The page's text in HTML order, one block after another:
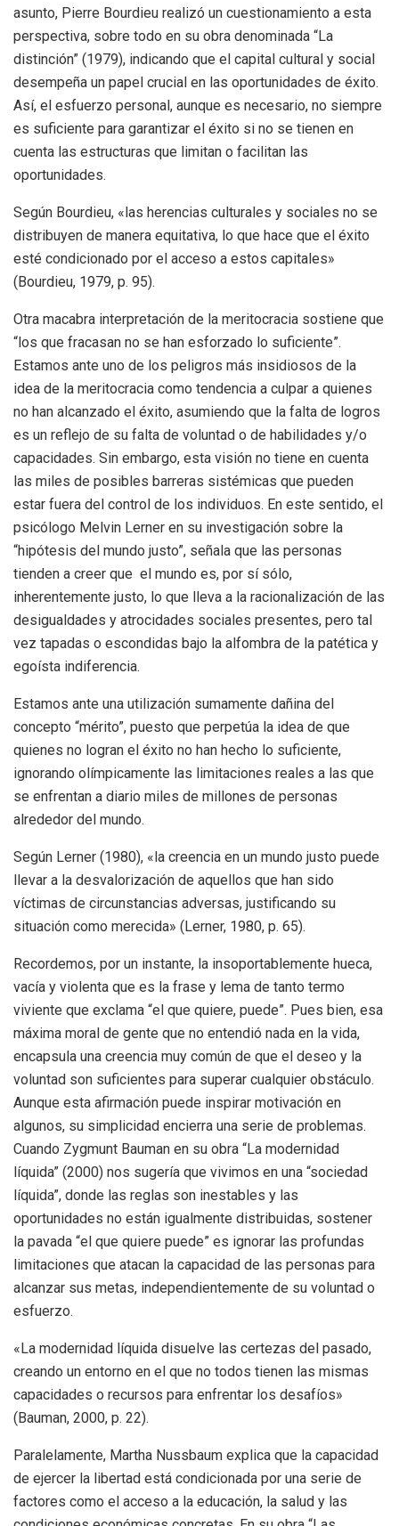
asunto, Pierre Bourdieu realizó un cuestionamiento a esta
perspectiva, sobre todo en su obra denominada “La
distinción” (1979), indicando que el capital cultural y social
desempeña un papel crucial en las oportunidades de éxito.
Así, el esfuerzo personal, aunque es necesario, no siempre
es suficiente para garantizar el éxito si no se tienen en
cuenta las estructuras que limitan o facilitan las
oportunidades.
Según Bourdieu, «las herencias culturales y sociales no se
distribuyen de manera equitativa, lo que hace que el éxito
esté condicionado por el acceso a estos capitales»
(Bourdieu, 1979, p. 95).
Otra macabra interpretación de la meritocracia sostiene que
“los que fracasan no se han esforzado lo suficiente”.
Estamos ante uno de los peligros más insidiosos de la
idea de la meritocracia como tendencia a culpar a quienes
no han alcanzado el éxito, asumiendo que la falta de logros
es un reflejo de su falta de voluntad o de habilidades y/o
capacidades. Sin embargo, esta visión no tiene en cuenta
las miles de posibles barreras sistémicas que pueden
estar fuera del control de los individuos. En este sentido, el
psicólogo Melvin Lerner en su investigación sobre la
“hipótesis del mundo justo”, señala que las personas
tienden a creer que el mundo es, por sí sólo,
inherentemente justo, lo que lleva a la racionalización de las
desigualdades y atrocidades sociales presentes, pero tal
vez tapadas o escondidas bajo la alfombra de la patética y
egoísta indiferencia.
Estamos ante una utilización sumamente dañina del
concepto “mérito”, puesto que perpetúa la idea de que
quienes no logran el éxito no han hecho lo suficiente,
ignorando olímpicamente las limitaciones reales a las que
se enfrentan a diario miles de millones de personas
alrededor del mundo.
Según Lerner (1980), «la creencia en un mundo justo puede
llevar a la desvalorización de aquellos que han sido
víctimas de circunstancias adversas, justificando su
situación como merecida» (Lerner, 1980, p. 65).
Recordemos, por un instante, la insoportablemente hueca,
vacía y violenta que es la frase y lema de tanto termo
viviente que exclama “el que quiere, puede”. Pues bien, esa
máxima moral de gente que no entendió nada en la vida,
encapsula una creencia muy común de que el deseo y la
voluntad son suficientes para superar cualquier obstáculo.
Aunque esta afirmación puede inspirar motivación en
algunos, su simplicidad encierra una serie de problemas.
Cuando Zygmunt Bauman en su obra “La modernidad
líquida” (2000) nos sugería que vivimos en una “sociedad
líquida”, donde las reglas son inestables y las
oportunidades no están igualmente distribuidas, sostener
la pavada “el que quiere puede” es ignorar las profundas
limitaciones que atacan la capacidad de las personas para
alcanzar sus metas, independientemente de su voluntad o
esfuerzo.
«La modernidad líquida disuelve las certezas del pasado,
creando un entorno en el que no todos tienen las mismas
capacidades o recursos para enfrentar los desafíos»
(Bauman, 2000, p. 22).
Paralelamente, Martha Nussbaum explica que la capacidad
de ejercer la libertad está condicionada por una serie de
factores como el acceso a la educación, la salud y las